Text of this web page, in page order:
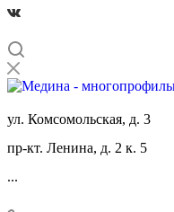
ул. Комсомольская, д. 3
пр-кт. Ленина, д. 2 к. 5
...